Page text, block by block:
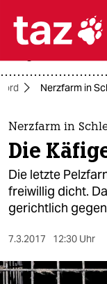

themen
politik
öko
gesellschaft
Nerzfarm in
Nerzfarm in
Die
Die letzte
freiwillig dicht.
gerichtlich
7.3.2017 12:30 Uhr